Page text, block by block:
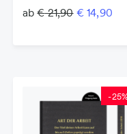
ab€21,90 Original
€ 14,90
-25